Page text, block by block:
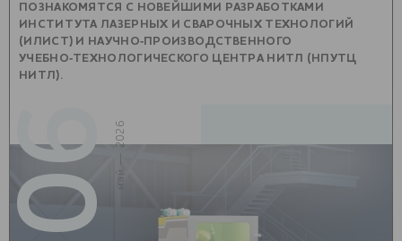
ПОЗНАКОМЯТСЯ С НОВЕЙШИМИ РАЗРАБОТКАМИ
ИНСТИТУТА ЛАЗЕРНЫХ И СВАРОЧНЫХ ТЕХНОЛОГИЙ
(ИЛИСТ) И НАУЧНО‑ПРОИЗВОДСТВЕННОГО
УЧЕБНО‑ТЕХНОЛОГИЧЕСКОГО ЦЕНТРА НИТЛ (НПУТЦ
НИТЛ).
06май — 2026